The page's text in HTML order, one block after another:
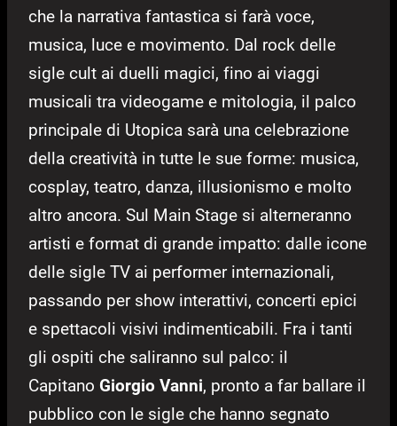
che la narrativa fantastica si farà voce,
musica, luce e movimento. Dal rock delle
sigle cult ai duelli magici, fino ai viaggi
musicali tra videogame e mitologia, il palco
principale di Utopica sarà una celebrazione
della creatività in tutte le sue forme: musica,
cosplay, teatro, danza, illusionismo e molto
altro ancora. Sul Main Stage si alterneranno
artisti e format di grande impatto: dalle icone
delle sigle TV ai performer internazionali,
passando per show interattivi, concerti epici
e spettacoli visivi indimenticabili. Fra i tanti
gli ospiti che saliranno sul palco: il
Capitano Giorgio Vanni, pronto a far ballare il
pubblico con le sigle che hanno segnato